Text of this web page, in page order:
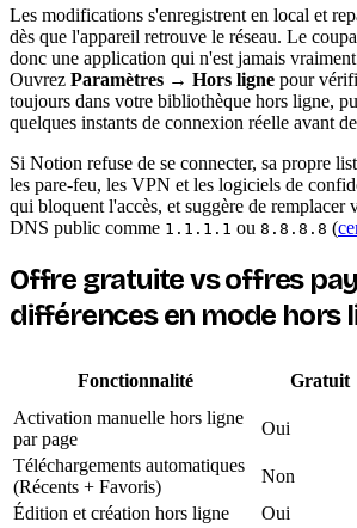
Les modifications s'enregistrent en local et
dès que l'appareil retrouve le réseau. Le
donc une application qui n'est jamais
Ouvrez Paramètres → Hors ligne pour
toujours dans votre bibliothèque hors ligne,
quelques instants de connexion réelle avant
Si Notion refuse de se connecter, sa propre
les pare-feu, les VPN et les logiciels de
qui bloquent l'accès, et suggère de remplacer
DNS public comme 1.1.1.1 ou 8.8.8.8 (
Offre gratuite vs offres
différences en mode hors
Fonctionnalité Gratuit
Activation manuelle hors ligne
par page
Oui
Téléchargements automatiques
(Récents + Favoris)
Non
Édition et création hors ligne
Oui